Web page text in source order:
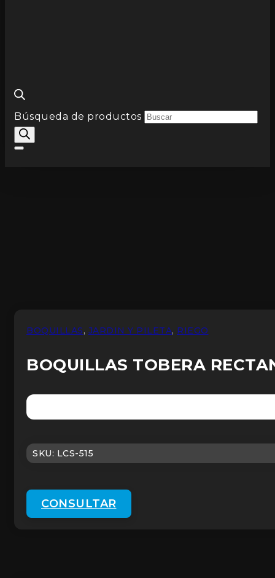
Búsqueda de productos
BOQUILLAS, JARDIN Y PILETA, RIEGO
BOQUILLAS TOBERA
SKU: LCS-515
CONSULTAR